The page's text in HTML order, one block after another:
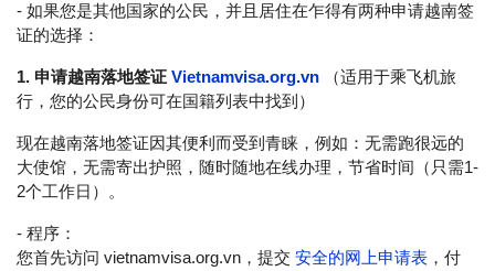
- 如果您是其他国家的公民，并且居住在乍得有两种申请越南签
证的选择：
1. 申请越南落地签证 Vietnamvisa.org.vn （适用于乘飞机旅
行，您的公民身份可在国籍列表中找到）
现在越南落地签证因其便利而受到青睐，例如：无需跑很远的
大使馆，无需寄出护照，随时随地在线办理，节省时间（只需1-
2个工作日）。
- 程序：
您首先访问 vietnamvisa.org.vn，提交 安全的网上申请表 ，付